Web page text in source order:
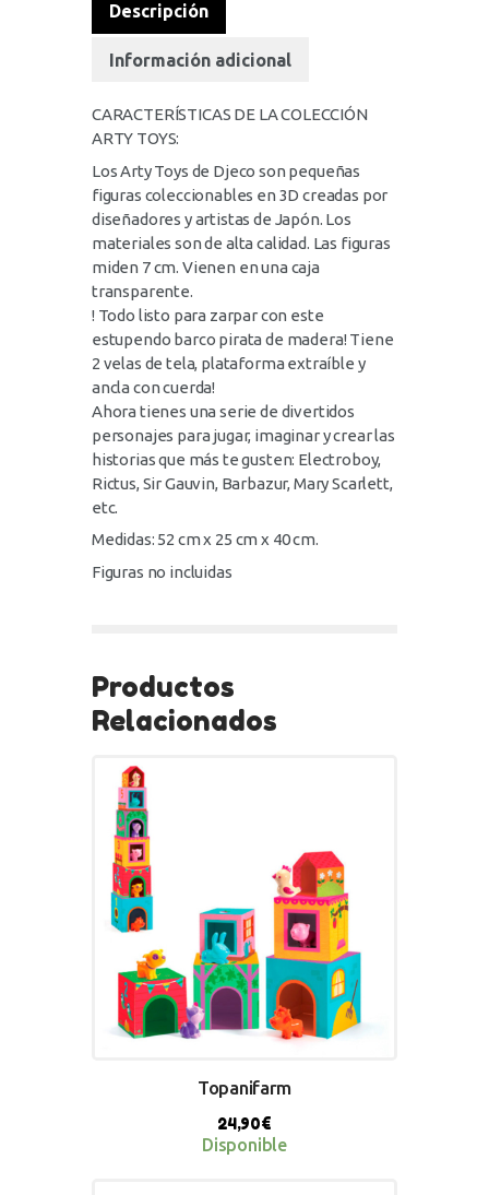
Descripción
Información adicional
CARACTERÍSTICAS DE LA COLECCIÓN
ARTY TOYS:
Los Arty Toys de Djeco son pequeñas
figuras coleccionables en 3D creadas por
diseñadores y artistas de Japón. Los
materiales son de alta calidad. Las figuras
miden 7 cm. Vienen en una caja
transparente.
! Todo listo para zarpar con este
estupendo barco pirata de madera! Tiene
2 velas de tela, plataforma extraíble y
ancla con cuerda!
Ahora tienes una serie de divertidos
personajes para jugar, imaginar y crear las
historias que más te gusten: Electroboy,
Rictus, Sir Gauvin, Barbazur, Mary Scarlett,
etc.
Medidas: 52 cm x 25 cm x 40 cm.
Figuras no incluidas
Productos
Relacionados
Topanifarm
24,90€
Disponible